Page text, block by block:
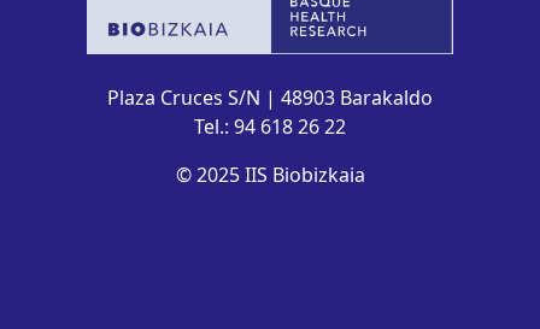
Plaza Cruces S/N | 48903 Barakaldo
Tel.: 94 618 26 22
© 2025 IIS Biobizkaia